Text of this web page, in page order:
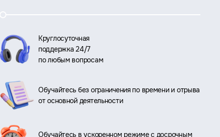
Круглосуточная
поддержка 24/7
по любым вопросам
Обучайтесь без ограничения по времени и отрыва
от основной деятельности
Обучайтесь в ускоренном режиме с досрочным